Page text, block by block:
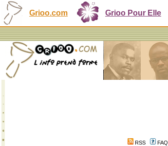
Grioo.com Grioo Pour Elle
RSS FAQ